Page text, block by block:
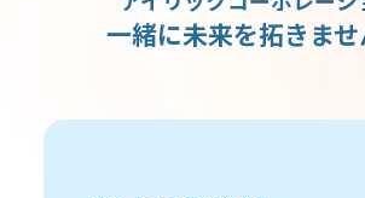
一緒に未来を拓きませ